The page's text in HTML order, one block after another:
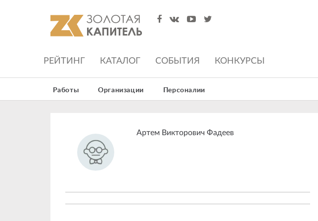
РЕЙТИНГ КАТАЛОГ СОБЫТИЯ КОНКУРСЫ
Работы Организации Персоналии
Артем Викторович Фадеев